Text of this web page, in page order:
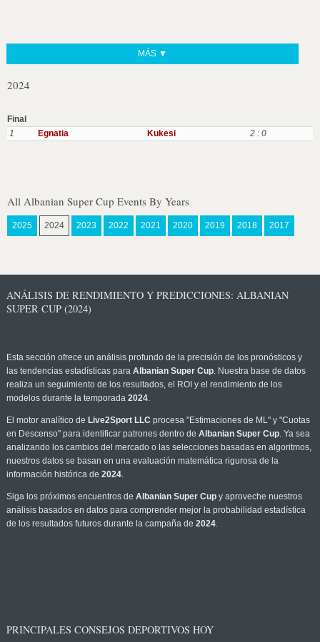
MÁS ▼
2024
Final
1
Egnatia Kukesi 2 : 0
All Albanian Super Cup Events By Years
2025 2024 2023 2022 2021 2020 2019 2018 2017
ANÁLISIS DE RENDIMIENTO Y PREDICCIONES: ALBANIAN
SUPER CUP (2024)
Esta sección ofrece un análisis profundo de la precisión de los pronósticos y
las tendencias estadísticas para Albanian Super Cup. Nuestra base de datos
realiza un seguimiento de los resultados, el ROI y el rendimiento de los
modelos durante la temporada 2024.
El motor analítico de Live2Sport LLC procesa "Estimaciones de ML" y "Cuotas
en Descenso" para identificar patrones dentro de Albanian Super Cup. Ya sea
analizando los cambios del mercado o las selecciones basadas en algoritmos,
nuestros datos se basan en una evaluación matemática rigurosa de la
información histórica de 2024.
Siga los próximos encuentros de Albanian Super Cupy aproveche nuestros
análisis basados en datos para comprender mejor la probabilidad estadística
de los resultados futuros durante la campaña de 2024.
PRINCIPALES CONSEJOS DEPORTIVOS HOY